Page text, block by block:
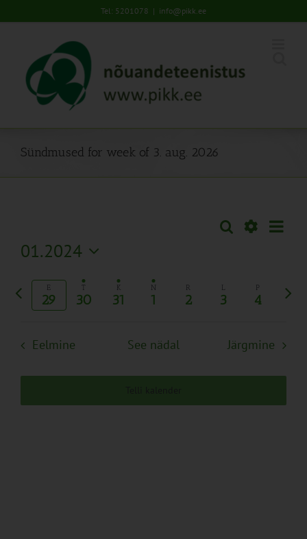
to
Tel: 5201078 | info@pikk.ee
Sündmused for week of 3. aug. 2026
Sündmused
Views
Navigation
Otsi Nädal
01.2024
kuupäev.
E
29
T
30
K
31
N
1
R
2
L
3 4
Eelmine
nädal
Eelmine See nädal Järgmine